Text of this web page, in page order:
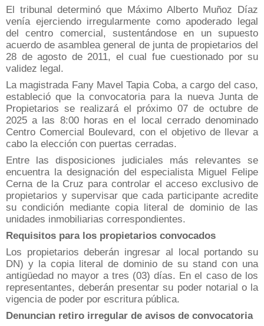
El tribunal determinó que Máximo Alberto Muñoz Díaz
venía ejerciendo irregularmente como apoderado legal
del centro comercial, sustentándose en un supuesto
acuerdo de asamblea general de junta de propietarios del
28 de agosto de 2011, el cual fue cuestionado por su
validez legal.
La magistrada Fany Mavel Tapia Coba, a cargo del caso,
estableció que la convocatoria para la nueva Junta de
Propietarios se realizará el próximo 07 de octubre de
2025 a las 8:00 horas en el local cerrado denominado
Centro Comercial Boulevard, con el objetivo de llevar a
cabo la elección con puertas cerradas.
Entre las disposiciones judiciales más relevantes se
encuentra la designación del especialista Miguel Felipe
Cerna de la Cruz para controlar el acceso exclusivo de
propietarios y supervisar que cada participante acredite
su condición mediante copia literal de dominio de las
unidades inmobiliarias correspondientes.
Requisitos para los propietarios convocados
Los propietarios deberán ingresar al local portando su
DN) y la copia literal de dominio de su stand con una
antigüedad no mayor a tres (03) días. En el caso de los
representantes, deberán presentar su poder notarial o la
vigencia de poder por escritura pública.
Denuncian retiro irregular de avisos de convocatoria